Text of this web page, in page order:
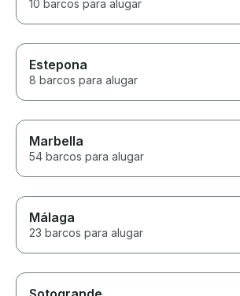
10 barcos para alugar
Estepona
8 barcos para alugar
Marbella
54 barcos para alugar
Málaga
23 barcos para alugar